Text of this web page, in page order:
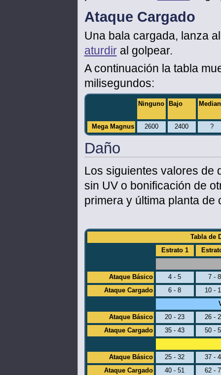
Ataque Cargado
Una bala cargada, lanza
aturdiral golpear.
A continuación la tabla
milisegundos:
Ninguno Bajo
Mega Magnus 2600 2400 ?
Daño
Los siguientes valores de
sin UV o bonificación de
primera y última planta de
Tabla de
Estrato 1
Ataque Básico 4 - 5
7 - 8
Ataque Cargado
6 - 8
10 -
Ataque Básico
20 - 23
26 -
Ataque Cargado
35 - 43 50 -
Ataque Básico 25 - 32
37 -
Ataque Cargado
40 - 51 62 -